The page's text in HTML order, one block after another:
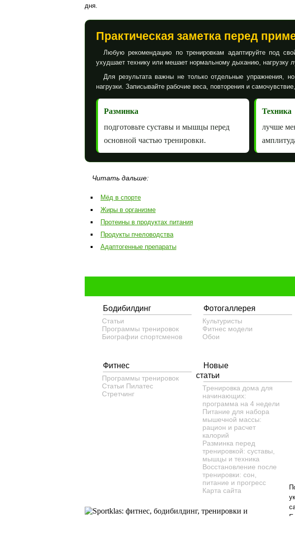
дня.
Практическая заметка перед
Любую рекомендацию по тренировкам адаптируйте под
ухудшает технику или мешает нормальному дыханию, нагрузку
Для результата важны не только отдельные упражнения,
нагрузки. Записывайте рабочие веса, повторения и
Разминка
подготовьте суставы и мышцы перед
основной частью тренировки.
Техника
лучше
Читать дальше:
Мёд в спорте
Жиры в организме
Протеины в продуктах питания
Продукты пчеловодства
Адаптогенные препараты
Бодибилдинг
Статьи
Программы тренировок
Биографии спортсменов
Фотогаллерея
Культуристы
Фитнес модели
Обои
Фитнес
Программы тренировок
Статьи Пилатес
Cтретчинг
Новые
статьи
Тренировка дома для
начинающих:
программа на 4 недели
Питание для набора
мышечной массы:
рацион и расчет
калорий
Разминка перед
тренировкой: суставы,
мышцы и техника
Восстановление после
тренировки: сон,
питание и прогресс
Карта сайта